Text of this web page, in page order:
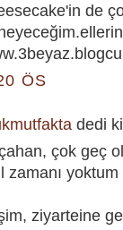
de
ÖS
dedi
çok geç
zamanı
ziyarteine